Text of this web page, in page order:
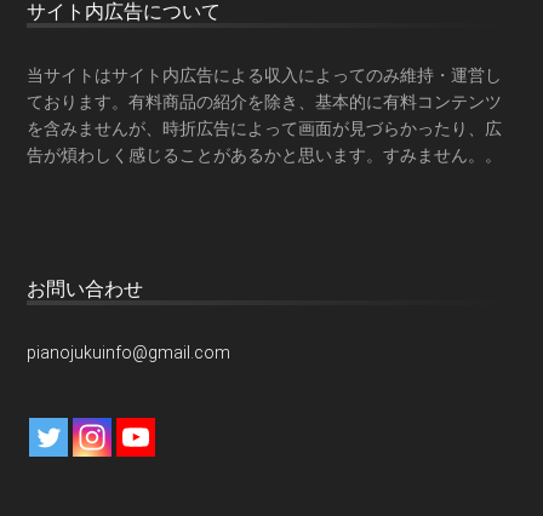
サイト内広告について
当サイトはサイト内広告による収入によってのみ維持・運営し
ております。有料商品の紹介を除き、基本的に有料コンテンツ
を含みませんが、時折広告によって画面が見づらかったり、広
告が煩わしく感じることがあるかと思います。すみません。。
お問い合わせ
pianojukuinfo@gmail.com